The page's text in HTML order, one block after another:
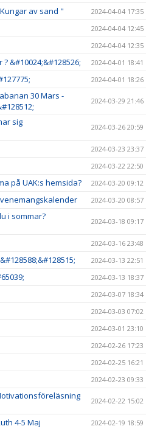
av sand "
2024-04-04 17:35
2024-04-04 12:45
2024-04-04 12:35
&#10024;&#128526; 2024-04-01 18:41
2024-04-01 18:26
30 Mars -
2024-03-29 21:46
sig
2024-03-26 20:59
2024-03-23 23:37
2024-03-22 22:50
på UAK:s hemsida? 2024-03-20 09:12
2024-03-20 08:57
i sommar?
2024-03-18 09:17
2024-03-16 23:48
2024-03-13 22:51
2024-03-13 18:37
2024-03-07 18:34
2024-03-03 07:02
2024-03-01 23:10
2024-02-26 17:23
2024-02-25 16:21
2024-02-23 09:33
2024-02-22 15:02
4-5 Maj 2024-02-19 18:59